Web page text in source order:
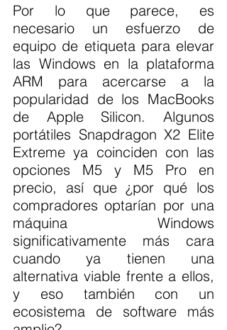
Por lo que parece, es
necesario un esfuerzo de
equipo de etiqueta para elevar
las Windows en la plataforma
ARM para acercarse a la
popularidad de los MacBooks
de Apple Silicon. Algunos
portátiles Snapdragon X2 Elite
Extreme ya coinciden con las
opciones M5 y M5 Pro en
precio, así que ¿por qué los
compradores optarían por una
máquina Windows
significativamente más cara
cuando ya tienen una
alternativa viable frente a ellos,
y eso también con un
ecosistema de software más